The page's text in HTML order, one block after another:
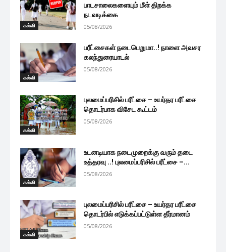
கல்வி
பாடசாலைகளையும் மீள் திறக்க
நடவடிக்கை
05/08/2026
கல்வி
பரீட்சைகள் நடைபெறுமா..! நாளை அவசர
கலந்துரையாடல்
05/08/2026
கல்வி
புலமைப்பரிசில் பரீட்சை – உயர்தர பரீட்சை
தொடர்பாக விசேட கூட்டம்
05/08/2026
கல்வி
உடனடியாக நடைமுறைக்கு வரும் தடை
உத்தரவு ..! புலமைப்பரிசில் பரீட்சை –...
05/08/2026
கல்வி
புலமைப்பரிசில் பரீட்சை – உயர்தர பரீட்சை
தொடர்பில் எடுக்கப்பட்டுள்ள தீர்மானம்
05/08/2026